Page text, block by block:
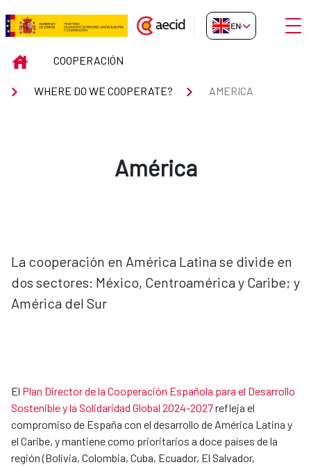
Skip to Main Content
AMERICA
EN-GB
INICIOCOOPERACIÓN
WHERE DO WE COOPERATE? AMERICA
América
La cooperación en América Latina se divide en
dos sectores: México, Centroamérica y Caribe; y
América del Sur
El Plan Director de la Cooperación Española para el Desarrollo
Sostenible y la Solidaridad Global 2024-2027refleja el
compromiso de España con el desarrollo de América Latina y
el Caribe, y mantiene como prioritarios a doce países de la
región (Bolivia, Colombia, Cuba, Ecuador, El Salvador,